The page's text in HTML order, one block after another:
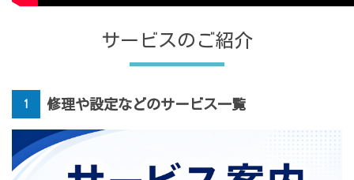
サービスのご紹介
1 修理や設定などのサービス一覧